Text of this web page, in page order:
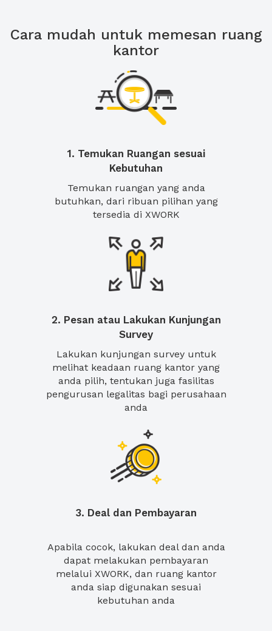
Cara mudah untuk memesan ruang
kantor
1. Temukan Ruangan sesuai
Kebutuhan
Temukan ruangan yang anda
butuhkan, dari ribuan pilihan yang
tersedia di XWORK
2. Pesan atau Lakukan Kunjungan
Survey
Lakukan kunjungan survey untuk
melihat keadaan ruang kantor yang
anda pilih, tentukan juga fasilitas
pengurusan legalitas bagi perusahaan
anda
3. Deal dan Pembayaran
Apabila cocok, lakukan deal dan anda
dapat melakukan pembayaran
melalui XWORK, dan ruang kantor
anda siap digunakan sesuai
kebutuhan anda